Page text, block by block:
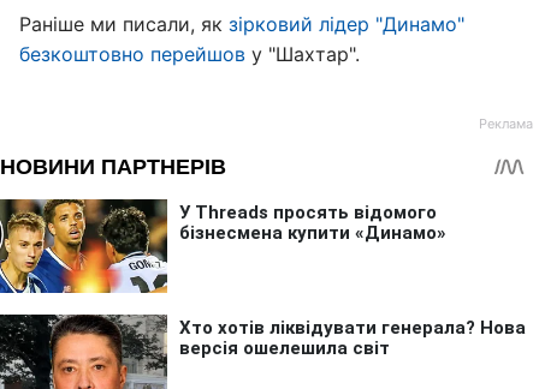
Раніше ми писали, як зірковий лідер "Динамо"
безкоштовно перейшов у "Шахтар".